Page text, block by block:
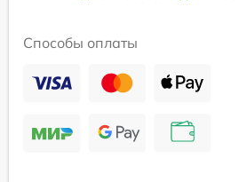
Способы оплаты